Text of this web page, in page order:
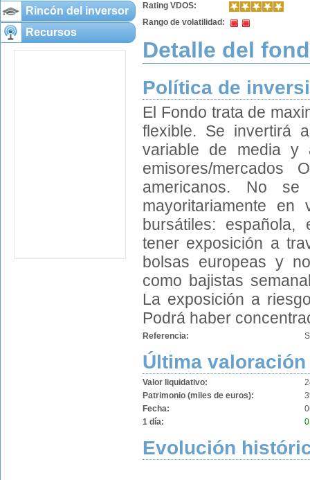
Rincón del inversor
Recursos
Rating VDOS:
Rango de volatilidad:
Detalle del
Política de
El Fondo trata de
flexible. Se invertirá
variable de media y
emisores/mercados
americanos. No
mayoritariamente en
bursátiles: española,
tener exposición a
bolsas europeas y
como bajistas
La exposición a
Podrá haber
Referencia:
Última valoración
Valor liquidativo:
Patrimonio (miles de euros):
Fecha:
1 día:
Evolución